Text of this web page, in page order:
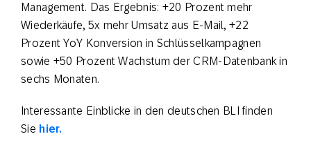
Management. Das Ergebnis: +20 Prozent mehr
Wiederkäufe, 5x mehr Umsatz aus E-Mail, +22
Prozent YoY Konversion in Schlüsselkampagnen
sowie +50 Prozent Wachstum der CRM-Datenbank in
sechs Monaten.
Interessante Einblicke in den deutschen BLI finden
Sie hier.